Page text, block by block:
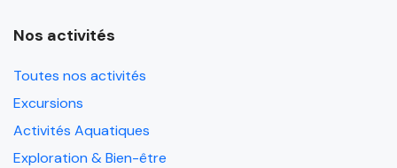
Nos activités
Toutes nos activités
Excursions
Activités Aquatiques
Exploration & Bien-être